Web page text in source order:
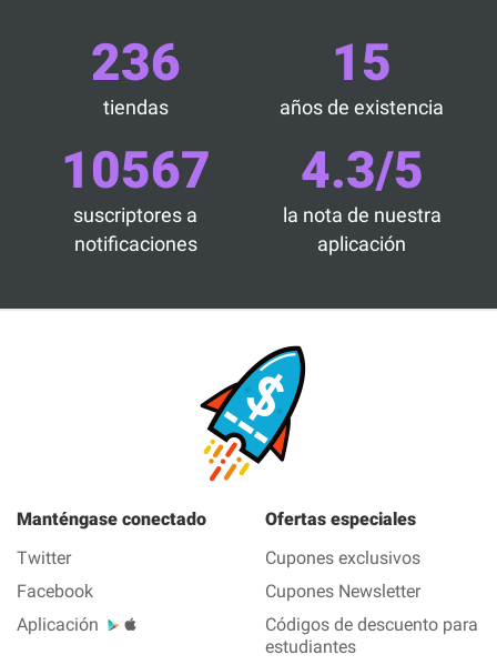
236
tiendas
15
años de existencia
10567
suscriptores a
notificaciones
4.3/5
la nota de nuestra
aplicación
Manténgase conectado
Twitter
Facebook
Aplicación
Ofertas especiales
Cupones exclusivos
Cupones Newsletter
Códigos de descuento para
estudiantes